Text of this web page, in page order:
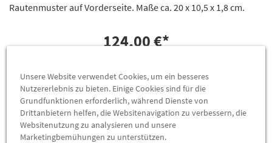
Rautenmuster auf Vorderseite. Maße ca. 20 x 10,5 x 1,8 cm.
124,00 €*
Unsere Website verwendet Cookies, um ein besseres
Nutzererlebnis zu bieten. Einige Cookies sind für die
Grundfunktionen erforderlich, während Dienste von
Drittanbietern helfen, die Websitenavigation zu verbessern, die
Websitenutzung zu analysieren und unsere
Marketingbemühungen zu unterstützen.